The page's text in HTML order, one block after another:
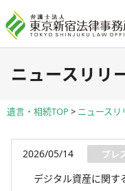
ニュースリリ
遺言・相続TOP> ニュースリ
2026/05/14 プレ
デジタル資産に関す